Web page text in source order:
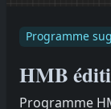
Programme
HMB
Programme